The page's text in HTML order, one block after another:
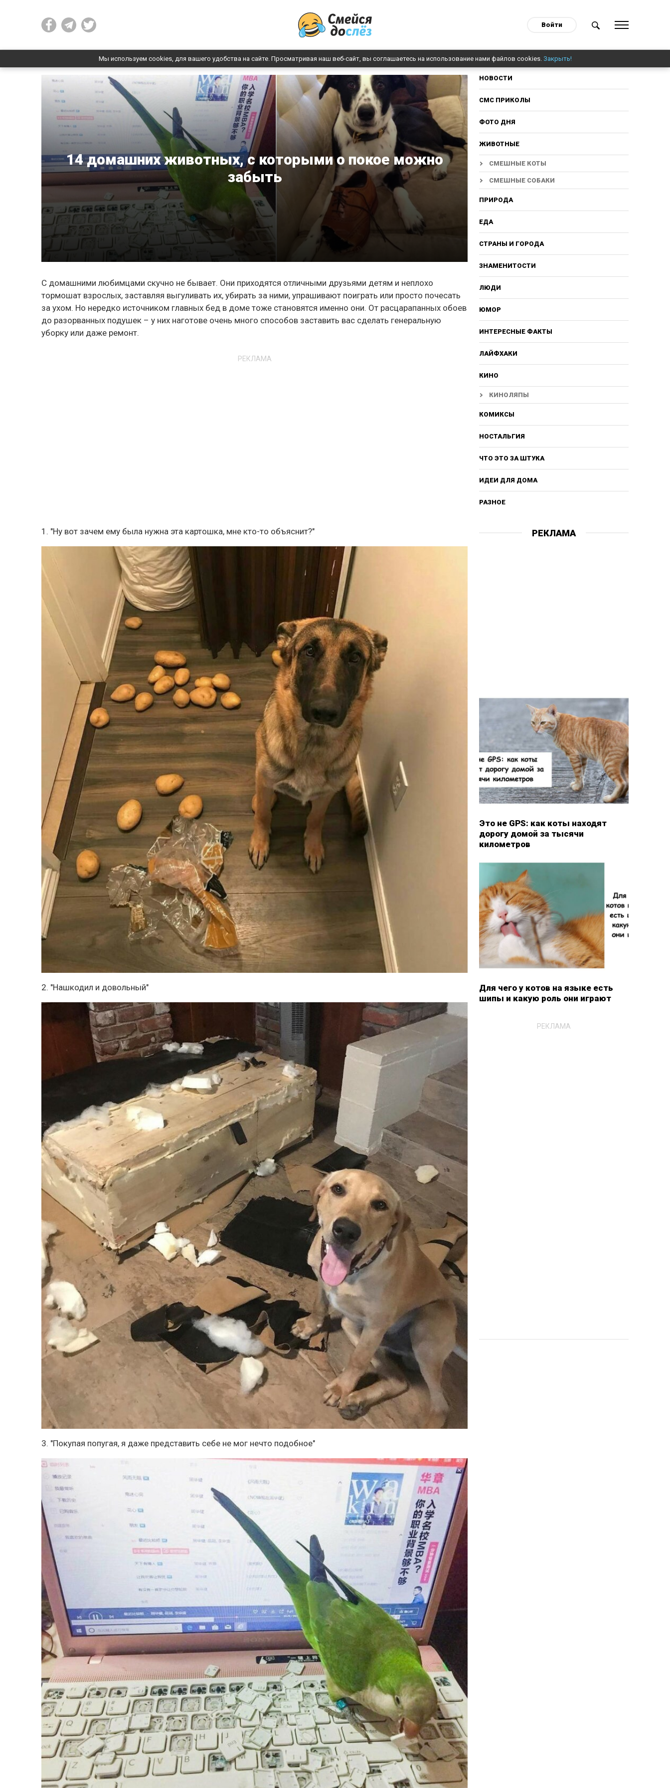
Войти
Мы используем cookies, для вашего удобства на сайте. Просматривая наш веб-сайт, вы соглашаетесь на использование нами файлов cookies. Закрыть!
14 домашних животных, с которыми о покое можно
забыть
С домашними любимцами скучно не бывает. Они приходятся отличными друзьями детям и неплохо
тормошат взрослых, заставляя выгуливать их, убирать за ними, упрашивают поиграть или просто почесать
за ухом. Но нередко источником главных бед в доме тоже становятся именно они. От расцарапанных обоев
до разорванных подушек – у них наготове очень много способов заставить вас сделать генеральную
уборку или даже ремонт.
РЕКЛАМА
1. "Ну вот зачем ему была нужна эта картошка, мне кто-то объяснит?"
2. "Нашкодил и довольный"
3. "Покупая попугая, я даже представить себе не мог нечто подобное"
НОВОСТИ
СМС ПРИКОЛЫ
ФОТО ДНЯ
ЖИВОТНЫЕ
СМЕШНЫЕ КОТЫ
СМЕШНЫЕ СОБАКИ
ПРИРОДА
ЕДА
СТРАНЫ И ГОРОДА
ЗНАМЕНИТОСТИ
ЛЮДИ
ЮМОР
ИНТЕРЕСНЫЕ ФАКТЫ
ЛАЙФХАКИ
КИНО
КИНОЛЯПЫ
КОМИКСЫ
НОСТАЛЬГИЯ
ЧТО ЭТО ЗА ШТУКА
ИДЕИ ДЛЯ ДОМА
РАЗНОЕ
РЕКЛАМА
Это не GPS: как коты находят
дорогу домой за тысячи
километров
Для чего у котов на языке есть
шипы и какую роль они играют
РЕКЛАМА